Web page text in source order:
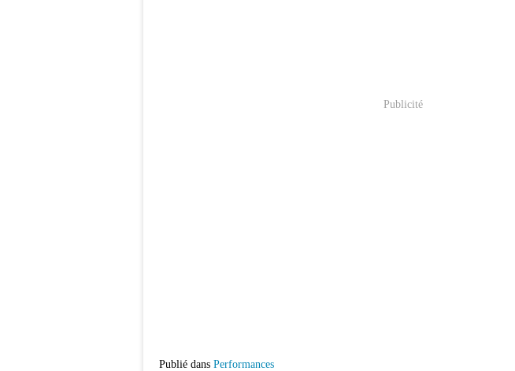
Publicité
Publié dans Performances